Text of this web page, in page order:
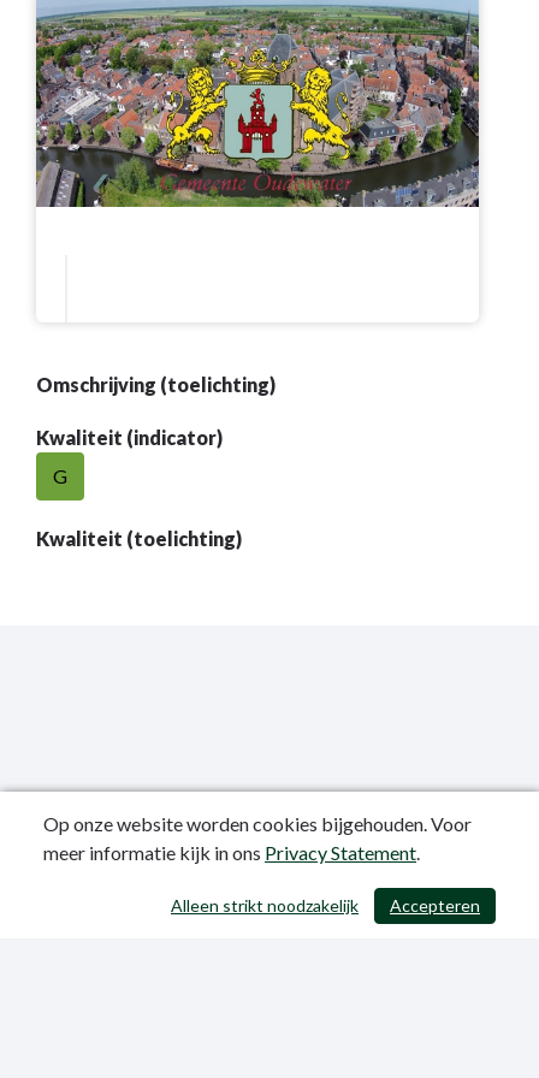
Omschrijving (toelichting)
Kwaliteit (indicator)
G
Kwaliteit (toelichting)
/ 403
Publicatiedatum: 12-06-2023
Op onze website worden cookies bijgehouden. Voor
meer informatie kijk in ons Privacy Statement.
Accepteren
Alleen strikt noodzakelijk